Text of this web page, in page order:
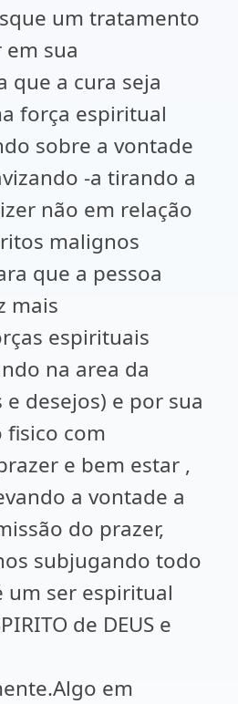
um tratamento
sua
que a cura seja
força espiritual
sobre a vontade
-a tirando a
não em relação
malignos
que a pessoa
mais
espirituais
na area da
desejos) e por sua
fisico com
e bem estar ,
a vontade a
do prazer,
subjugando todo
um ser espiritual
de DEUS e
em